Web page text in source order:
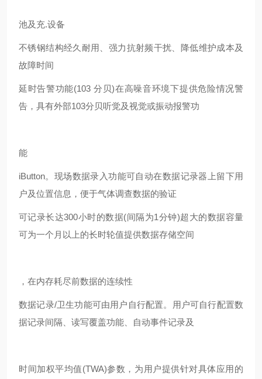
池及充.设备
不锈钢结构经久耐用、强力抗射频干扰、降低维护成本及
故障时间
延时告警功能(103 分贝)在高噪音环境下提供危险情况警
告，具有外部103分贝听觉及视觉或振动报警功
能
iButton。现场数据录入功能可自动在数据记录器上留下用
户及位置信息，便于气体调查数据的验证
可记录长达300小时的数据(间隔为1分钟)超大的数据容量
可为一个月以上的长时轮值提供数据存储空间
，在内存耗尽前数据的连续性
数据记录/卫生功能可由用户自行配置。用户可自行配置数
据记录间隔、读写覆盖功能、自动事件记录及
时间加权平均值(TWA)参数，为用户提供针对具体应用的